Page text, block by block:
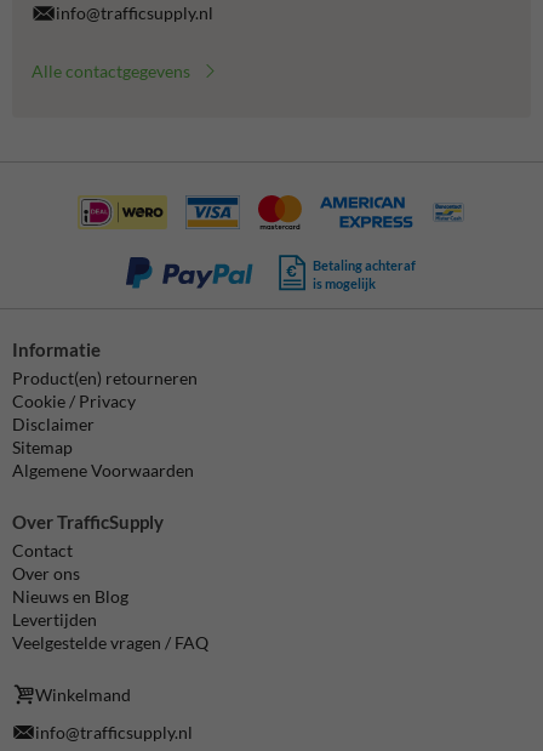
info@trafficsupply.nl
Alle contactgegevens
Betaling achteraf
is mogelijk
Informatie
Product(en) retourneren
Cookie / Privacy
Disclaimer
Sitemap
Algemene Voorwaarden
Over TrafficSupply
Contact
Over ons
Nieuws en Blog
Levertijden
Veelgestelde vragen / FAQ
Winkelmand
info@trafficsupply.nl